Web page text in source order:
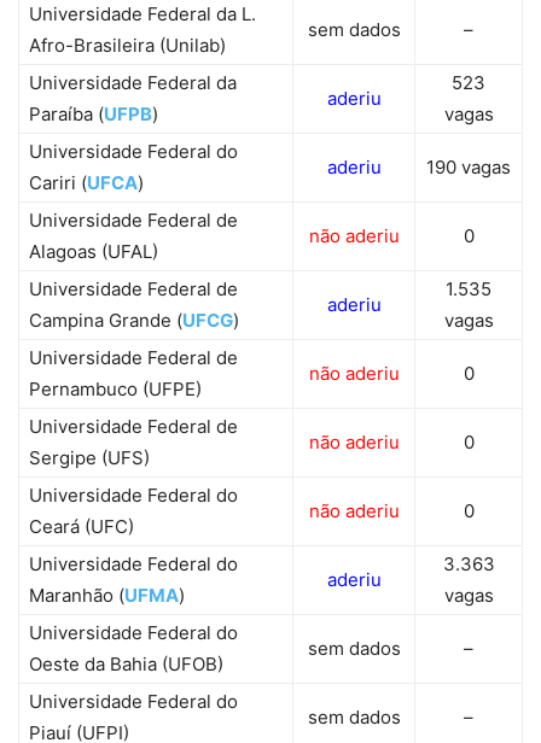
Universidade Federal da L.
Afro-Brasileira (Unilab)
sem dados –
Universidade Federal da
Paraíba (UFPB)
aderiu
523
vagas
Universidade Federal do
Cariri (UFCA)
aderiu 190 vagas
Universidade Federal de
Alagoas (UFAL)
não aderiu 0
Universidade Federal de
Campina Grande (UFCG)
aderiu
1.535
vagas
Universidade Federal de
Pernambuco (UFPE)
não aderiu 0
Universidade Federal de
Sergipe (UFS)
não aderiu 0
Universidade Federal do
Ceará (UFC)
não aderiu 0
Universidade Federal do
Maranhão (UFMA)
aderiu
3.363
vagas
Universidade Federal do
Oeste da Bahia (UFOB)
sem dados –
Universidade Federal do
Piauí (UFPI)
sem dados –